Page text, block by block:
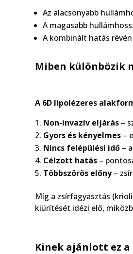
Az alacsonyabb
A magasabb
A kombinált hatás
Miben különbözik
A 6D lipolézeres
Non-invazív eljárás –
Gyors és kényelmes –
Nincs felépülési idő –
Célzott hatás –
Többszörös előny–
Míg a zsírfagyasztás
kiürítését idézi elő,
Kinek ajánlott ez a